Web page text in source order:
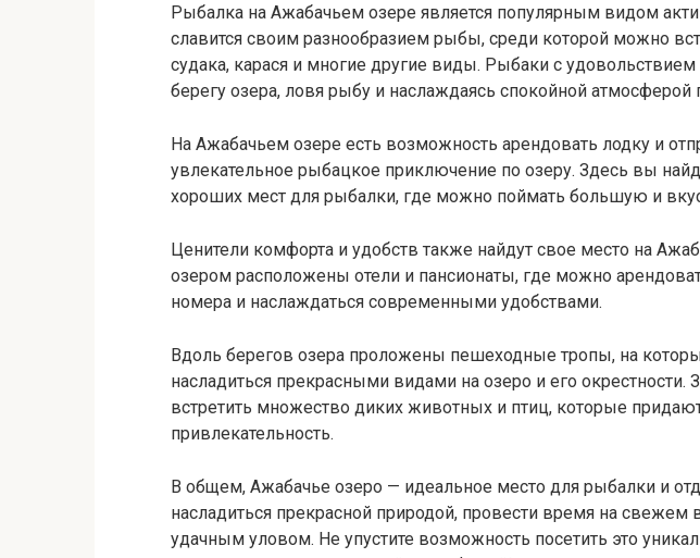
Рыбалка на Ажабачьем озере является популярным видом
славится своим разнообразием рыбы, среди которой можно
судака, карася и многие другие виды. Рыбаки с
берегу озера, ловя рыбу и наслаждаясь спокойной атмосферой
На Ажабачьем озере есть возможность арендовать лодку и
увлекательное рыбацкое приключение по озеру. Здесь вы
хороших мест для рыбалки, где можно поймать большую и
Ценители комфорта и удобств также найдут свое место на
озером расположены отели и пансионаты, где можно
номера и наслаждаться современными удобствами.
Вдоль берегов озера проложены пешеходные тропы, на
насладиться прекрасными видами на озеро и его
встретить множество диких животных и птиц, которые
привлекательность.
В общем, Ажабачье озеро — идеальное место для рыбалки и
насладиться прекрасной природой, провести время на свежем
удачным уловом. Не упустите возможность посетить это